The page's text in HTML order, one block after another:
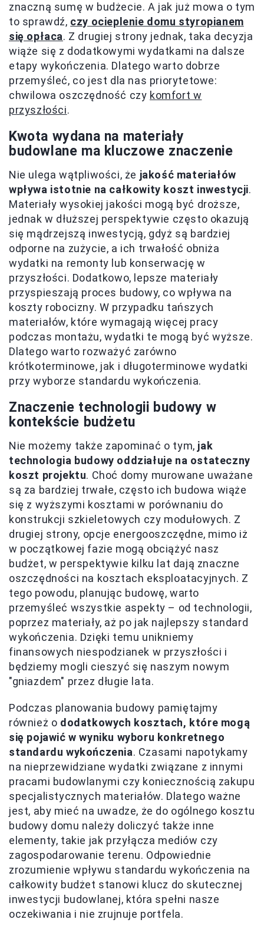
znaczną sumę w budżecie. A jak już mowa o tym
to sprawdź, czy ocieplenie domu styropianem
się opłaca. Z drugiej strony jednak, taka decyzja
wiąże się z dodatkowymi wydatkami na dalsze
etapy wykończenia. Dlatego warto dobrze
przemyśleć, co jest dla nas priorytetowe:
chwilowa oszczędność czy komfort w
przyszłości.
Kwota wydana na materiały
budowlane ma kluczowe znaczenie
Nie ulega wątpliwości, że jakość materiałów
wpływa istotnie na całkowity koszt inwestycji.
Materiały wysokiej jakości mogą być droższe,
jednak w dłuższej perspektywie często okazują
się mądrzejszą inwestycją, gdyż są bardziej
odporne na zużycie, a ich trwałość obniża
wydatki na remonty lub konserwację w
przyszłości. Dodatkowo, lepsze materiały
przyspieszają proces budowy, co wpływa na
koszty robocizny. W przypadku tańszych
materiałów, które wymagają więcej pracy
podczas montażu, wydatki te mogą być wyższe.
Dlatego warto rozważyć zarówno
krótkoterminowe, jak i długoterminowe wydatki
przy wyborze standardu wykończenia.
Znaczenie technologii budowy w
kontekście budżetu
Nie możemy także zapominać o tym, jak
technologia budowy oddziałuje na ostateczny
koszt projektu. Choć domy murowane uważane
są za bardziej trwałe, często ich budowa wiąże
się z wyższymi kosztami w porównaniu do
konstrukcji szkieletowych czy modułowych. Z
drugiej strony, opcje energooszczędne, mimo iż
w początkowej fazie mogą obciążyć nasz
budżet, w perspektywie kilku lat dają znaczne
oszczędności na kosztach eksploatacyjnych. Z
tego powodu, planując budowę, warto
przemyśleć wszystkie aspekty – od technologii,
poprzez materiały, aż po jak najlepszy standard
wykończenia. Dzięki temu unikniemy
finansowych niespodzianek w przyszłości i
będziemy mogli cieszyć się naszym nowym
"gniazdem" przez długie lata.
Podczas planowania budowy pamiętajmy
również o dodatkowych kosztach, które mogą
się pojawić w wyniku wyboru konkretnego
standardu wykończenia. Czasami napotykamy
na nieprzewidziane wydatki związane z innymi
pracami budowlanymi czy koniecznością zakupu
specjalistycznych materiałów. Dlatego ważne
jest, aby mieć na uwadze, że do ogólnego kosztu
budowy domu należy doliczyć także inne
elementy, takie jak przyłącza mediów czy
zagospodarowanie terenu. Odpowiednie
zrozumienie wpływu standardu wykończenia na
całkowity budżet stanowi klucz do skutecznej
inwestycji budowlanej, która spełni nasze
oczekiwania i nie zrujnuje portfela.